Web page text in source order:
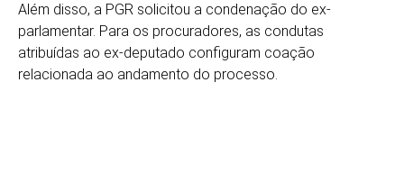
Além disso, a PGR solicitou a condenação do ex-
parlamentar. Para os procuradores, as condutas
atribuídas ao ex-deputado configuram coação
relacionada ao andamento do processo.